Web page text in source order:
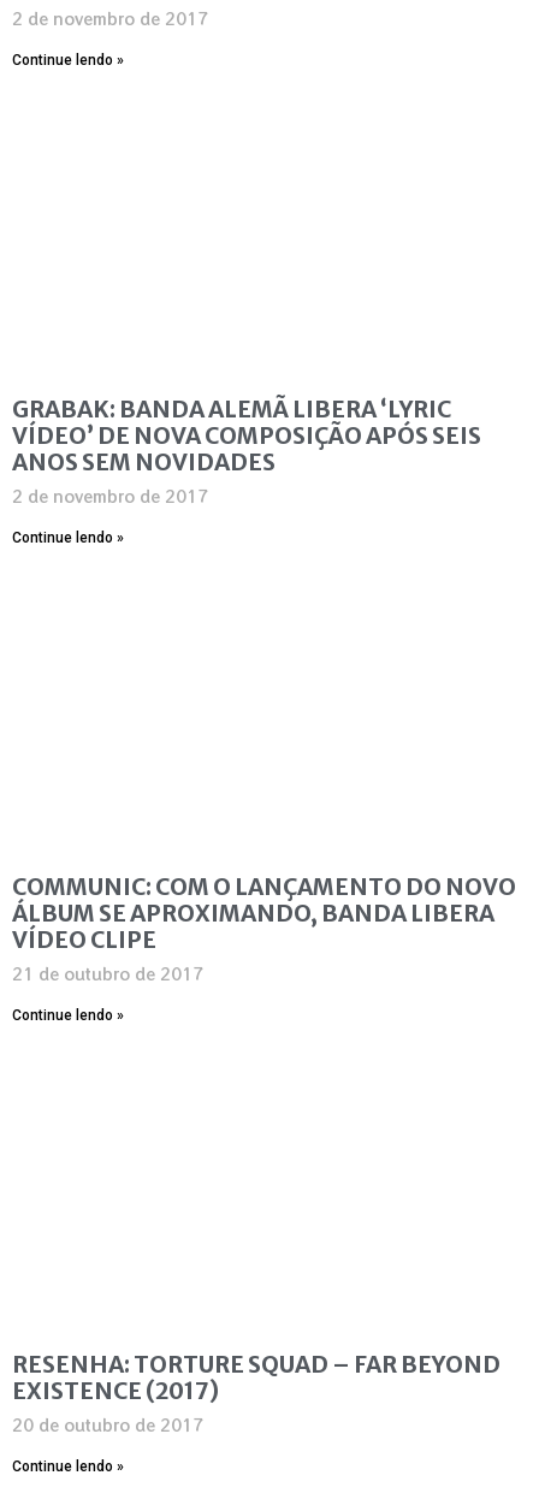
2 de novembro de 2017
Continue lendo »
GRABAK: BANDA ALEMÃ LIBERA ‘LYRIC
VÍDEO’ DE NOVA COMPOSIÇÃO APÓS SEIS
ANOS SEM NOVIDADES
2 de novembro de 2017
Continue lendo »
COMMUNIC: COM O LANÇAMENTO DO NOVO
ÁLBUM SE APROXIMANDO, BANDA LIBERA
VÍDEO CLIPE
21 de outubro de 2017
Continue lendo »
RESENHA: TORTURE SQUAD – FAR BEYOND
EXISTENCE (2017)
20 de outubro de 2017
Continue lendo »